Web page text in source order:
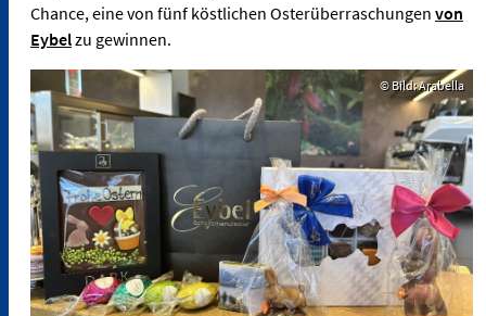
Chance, eine von fünf köstlichen Osterüberraschungen von
Eybelzu gewinnen.
© Bild: Arabella